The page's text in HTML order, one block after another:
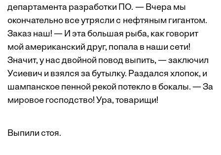
департамента разработки ПО. — Вчера мы
окончательно все утрясли с нефтяным гигантом.
Заказ наш! — И эта большая рыба, как говорит
мой американский друг, попала в наши сети!
Значит, у нас двойной повод выпить, — заключил
Усиевич и взялся за бутылку. Раздался хлопок, и
шампанское пенной рекой потекло в бокалы. — За
мировое господство! Ура, товарищи!
Выпили стоя.